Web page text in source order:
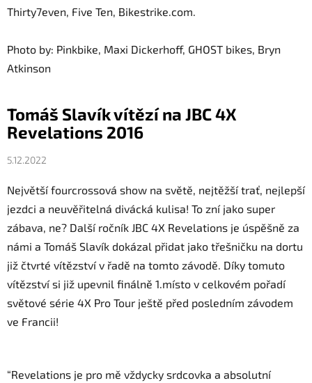
Thirty7even, Five Ten, Bikestrike.com.
Photo by: Pinkbike, Maxi Dickerhoff, GHOST bikes, Bryn
Atkinson
Tomáš Slavík vítězí na JBC 4X
Revelations 2016
5.12.2022
Největší fourcrossová show na světě, nejtěžší trať, nejlepší
jezdci a neuvěřitelná divácká kulisa! To zní jako super
zábava, ne? Další ročník JBC 4X Revelations je úspěšně za
námi a Tomáš Slavík dokázal přidat jako třešničku na dortu
již čtvrté vítězství v řadě na tomto závodě. Díky tomuto
vítězství si již upevnil finálně 1.místo v celkovém pořadí
světové série 4X Pro Tour ještě před posledním závodem
ve Francii!
“Revelations je pro mě vždycky srdcovka a absolutní